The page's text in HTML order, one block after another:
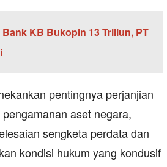
Bank KB Bukopin 13 Triliun, PT
pentingnya perjanjian
aset negara,
sengketa perdata dan
kondisi hukum yang kondusif